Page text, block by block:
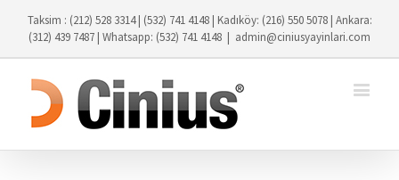
Taksim : (212) 528 3314 | (532) 741 4148 | Kadıköy: (216) 550 5078 | Ankara:
(312) 439 7487 | Whatsapp: (532) 741 4148 | admin@ciniusyayinlari.com